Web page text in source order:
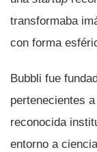
transformaba
con forma
Bubbli fue
pertenecientes
reconocida
entorno a